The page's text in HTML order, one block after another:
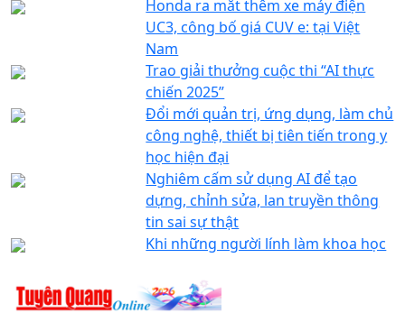
Honda ra mắt thêm xe máy điện
UC3, công bố giá CUV e: tại Việt
Nam
Trao giải thưởng cuộc thi “AI thực
chiến 2025”
Đổi mới quản trị, ứng dụng, làm chủ
công nghệ, thiết bị tiên tiến trong y
học hiện đại
Nghiêm cấm sử dụng AI để tạo
dựng, chỉnh sửa, lan truyền thông
tin sai sự thật
Khi những người lính làm khoa học